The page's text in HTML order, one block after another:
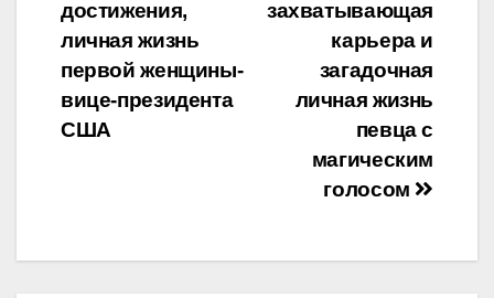
захватывающая
карьера и
загадочная
личная жизнь
певца с
магическим
голосом
достижения,
личная жизнь
первой женщины-
вице-президента
США